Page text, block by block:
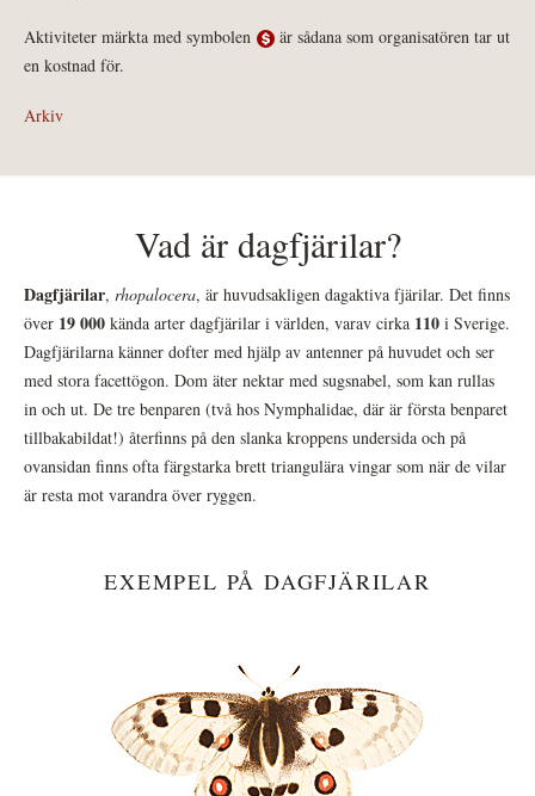
Aktiviteter märkta med symbolen
är sådana som organisatören tar ut
en kostnad för.
Arkiv
Vad är dagfjärilar?
Dagfjärilar, rhopalocera, är huvudsakligen dagaktiva fjärilar. Det finns
över 19 000 kända arter dagfjärilar i världen, varav cirka 110 i Sverige.
Dagfjärilarna känner dofter med hjälp av antenner på huvudet och ser
med stora facettögon. Dom äter nektar med sugsnabel, som kan rullas
in och ut. De tre benparen (två hos Nymphalidae, där är första benparet
tillbakabildat!) återfinns på den slanka kroppens undersida och på
ovansidan finns ofta färgstarka brett triangulära vingar som när de vilar
är resta mot varandra över ryggen.
EXEMPEL PÅ DAGFJÄRILAR